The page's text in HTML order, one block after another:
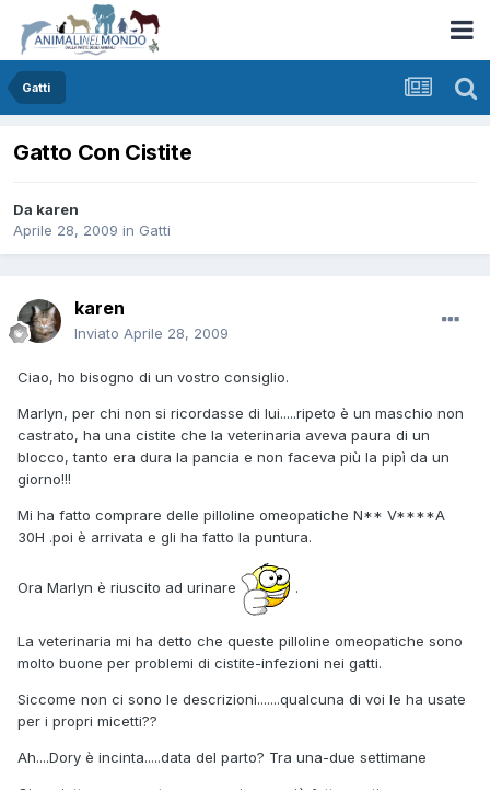
Gatti
Gatto Con Cistite
Da karen
Aprile 28, 2009 in Gatti
karen
Inviato Aprile 28, 2009
Ciao, ho bisogno di un vostro consiglio.
Marlyn, per chi non si ricordasse di lui.....ripeto è un maschio non
castrato, ha una cistite che la veterinaria aveva paura di un
blocco, tanto era dura la pancia e non faceva più la pipì da un
giorno!!!
Mi ha fatto comprare delle pilloline omeopatiche N** V****A
30H .poi è arrivata e gli ha fatto la puntura.
Ora Marlyn è riuscito ad urinare .
La veterinaria mi ha detto che queste pilloline omeopatiche sono
molto buone per problemi di cistite-infezioni nei gatti.
Siccome non ci sono le descrizioni.......qualcuna di voi le ha usate
per i propri micetti??
Ah....Dory è incinta.....data del parto? Tra una-due settimane